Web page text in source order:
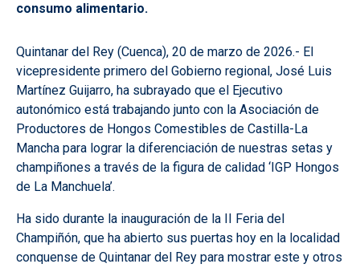
consumo alimentario.
Quintanar del Rey (Cuenca), 20 de marzo de 2026.- El
vicepresidente primero del Gobierno regional, José Luis
Martínez Guijarro, ha subrayado que el Ejecutivo
autonómico está trabajando junto con la Asociación de
Productores de Hongos Comestibles de Castilla-La
Mancha para lograr la diferenciación de nuestras setas y
champiñones a través de la figura de calidad ‘IGP Hongos
de La Manchuela’.
Ha sido durante la inauguración de la II Feria del
Champiñón, que ha abierto sus puertas hoy en la localidad
conquense de Quintanar del Rey para mostrar este y otros